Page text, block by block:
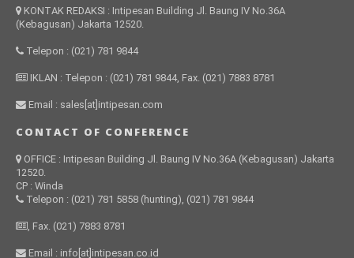
KONTAK REDAKSI : Intipesan Building Jl. Baung IV No.36A
(Kebagusan) Jakarta 12520.
Telepon : (021) 781 9844
IKLAN : Telepon : (021) 781 9844, Fax. (021) 7883 8781
Email : sales[at]intipesan.com
CONTACT OF CONFERENCE
OFFICE : Intipesan Building Jl. Baung IV No.36A (Kebagusan) Jakarta
12520.
CP : Winda
Telepon : (021) 781 5858 (hunting), (021) 781 9844
, Fax. (021) 7883 8781
Email : info[at]intipesan.co.id